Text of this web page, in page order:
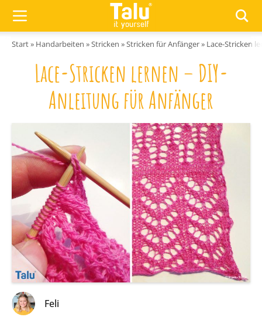
Start» Handarbeiten »Stricken »Stricken für Anfänger» Lace-Stricken
Lace-Stricken lernen – DIY-
Anleitung für Anfänger
Feli